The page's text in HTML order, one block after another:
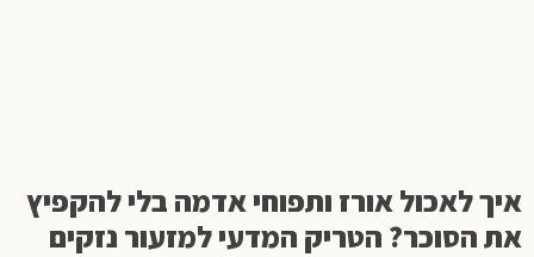
איך לאכול אורז ותפוחי אדמה בלי להקפיץ
את הסוכר? הטריק המדעי למזעור נזקים